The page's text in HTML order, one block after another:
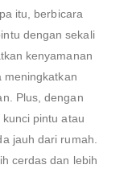
itu , berbicara
dengan sekali
kenyamanan
meningkatkan
Plus , dengan
kunci pintu atau
jauh dari rumah.
cerdas dan lebih